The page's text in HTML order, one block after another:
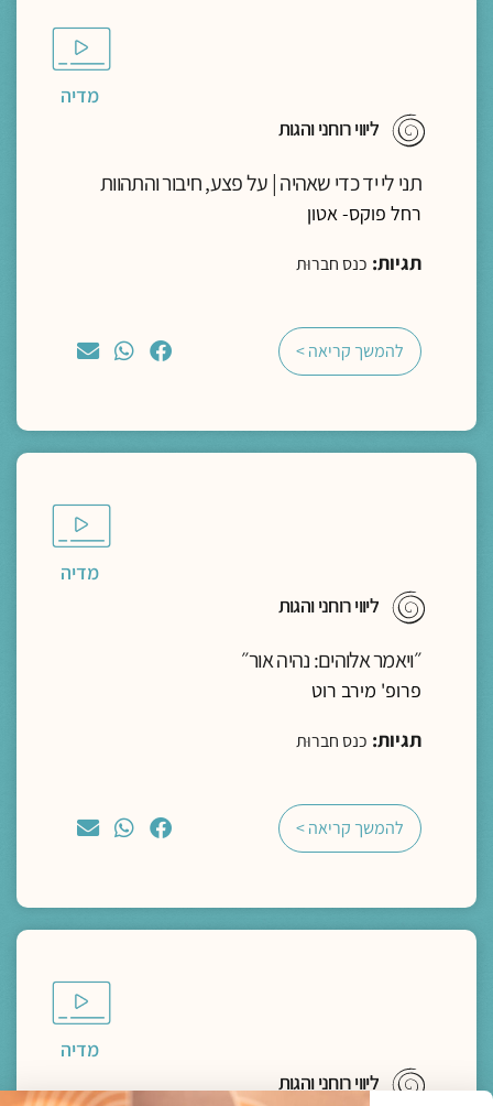
מדיה
ליווי רוחני והגות
תני לי יד כדי שאהיה | על פצע, חיבור והתהוות
רחל פוקס- אטון
תגיות: כנס חברוּת
להמשך קריאה >
מדיה
ליווי רוחני והגות
״ויאמר אלוהים: נהיה אור״
פרופ' מירב רוט
תגיות: כנס חברוּת
להמשך קריאה >
מדיה
ליווי רוחני והגות